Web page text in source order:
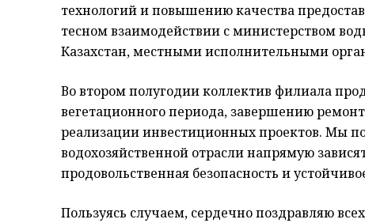
технологий и повышению качества
тесном взаимодействии с министерством
Казахстан, местными исполнительными
Во втором полугодии коллектив филиала
вегетационного периода, завершению
реализации инвестиционных проектов. Мы
водохозяйственной отрасли напрямую
продовольственная безопасность и
Пользуясь случаем, сердечно поздравляю